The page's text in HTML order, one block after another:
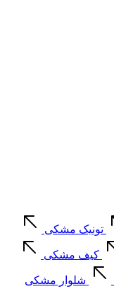
تونیک مشکی
کیف مشکی
شلوار مشکی